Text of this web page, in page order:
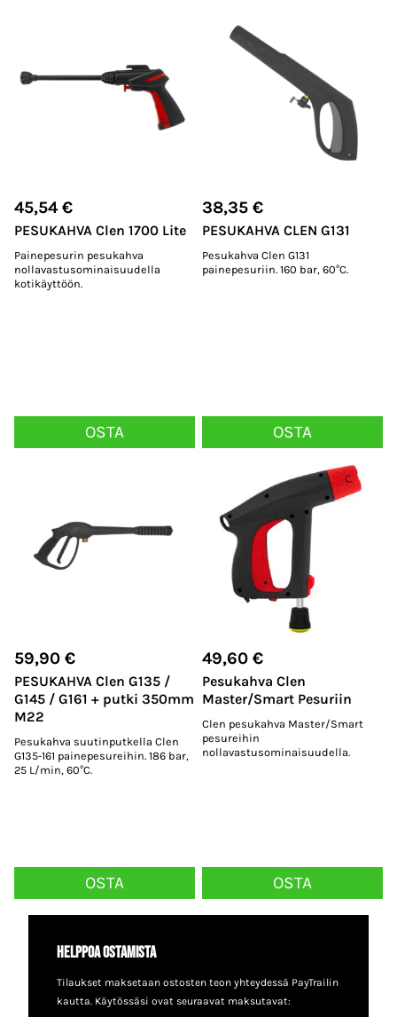
45,54€
PESUKAHVA Clen 1700 Lite
Painepesurin pesukahva
nollavastusominaisuudella
kotikäyttöön.
OSTA
38,35 €
PESUKAHVA CLEN G131
Pesukahva Clen G131
painepesuriin. 160 bar, 60°C.
OSTA
59,90 €
PESUKAHVA Clen G135 /
G145 / G161 + putki 350mm
M22
Pesukahva suutinputkella Clen
G135-161 painepesureihin. 186 bar,
25 L/min, 60°C.
OSTA
49,60 €
Pesukahva Clen
Master/Smart Pesuriin
Clen pesukahva Master/Smart
pesureihin
nollavastusominaisuudella.
OSTA
Helppoa ostamista
Tilaukset maksetaan ostosten teon yhteydessä PayTrailin
kautta. Käytössäsi ovat seuraavat maksutavat: